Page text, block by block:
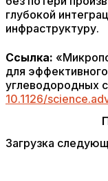
глубокой
инфраструктуру.
Ссылка:
для
углеводородных
10.1126/
Загрузка